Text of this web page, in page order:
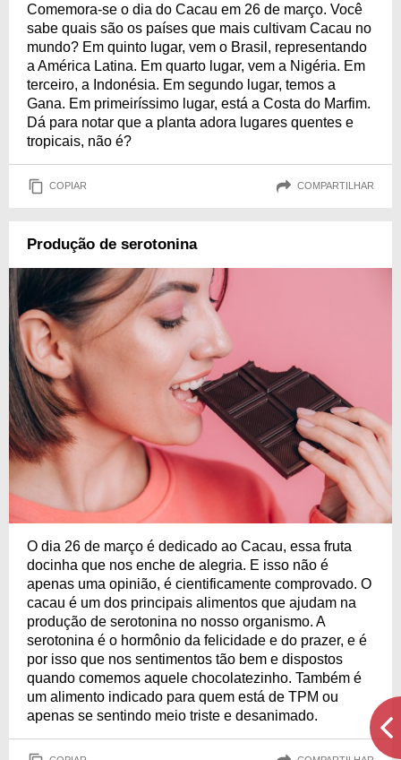
Comemora-se o dia do Cacau em 26 de março. Você
sabe quais são os países que mais cultivam Cacau no
mundo? Em quinto lugar, vem o Brasil, representando
a América Latina. Em quarto lugar, vem a Nigéria. Em
terceiro, a Indonésia. Em segundo lugar, temos a
Gana. Em primeiríssimo lugar, está a Costa do Marfim.
Dá para notar que a planta adora lugares quentes e
tropicais, não é?
COPIAR COMPARTILHAR
Produção de serotonina
O dia 26 de março é dedicado ao Cacau, essa fruta
docinha que nos enche de alegria. E isso não é
apenas uma opinião, é cientificamente comprovado. O
cacau é um dos principais alimentos que ajudam na
produção de serotonina no nosso organismo. A
serotonina é o hormônio da felicidade e do prazer, e é
por isso que nos sentimentos tão bem e dispostos
quando comemos aquele chocolatezinho. Também é
um alimento indicado para quem está de TPM ou
apenas se sentindo meio triste e desanimado.